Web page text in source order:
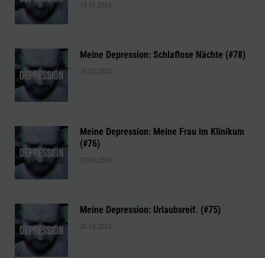
19.05.2024
Meine Depression: Schlaflose Nächte (#78)
16.05.2024
Meine Depression: Meine Frau im Klinikum
(#76)
12.05.2024
Meine Depression: Urlaubsreif. (#75)
20.04.2024